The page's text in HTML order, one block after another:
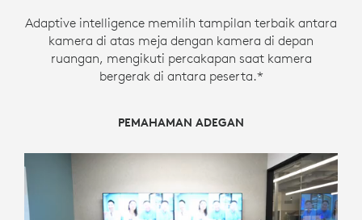
PEMAHAMAN ADEGAN
SUTRADARA ADEGAN
PENGALIHAN KAMERA
Adaptive intelligence memilih tampilan terbaik antara
kamera di atas meja dengan kamera di depan
ruangan, mengikuti percakapan saat kamera
bergerak di antara peserta.*